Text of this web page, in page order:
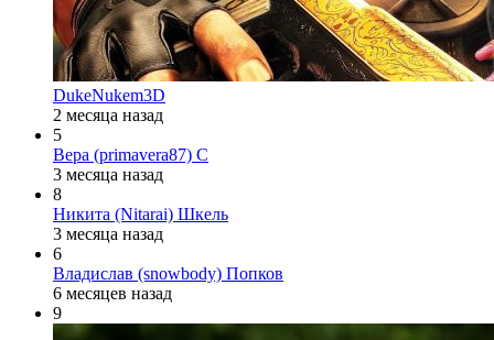
DukeNukem3D
2 месяца назад
5
Вера (primavera87) С
3 месяца назад
8
Никита (Nitarai) Шкель
3 месяца назад
6
Владислав (snowbody) Попков
6 месяцев назад
9